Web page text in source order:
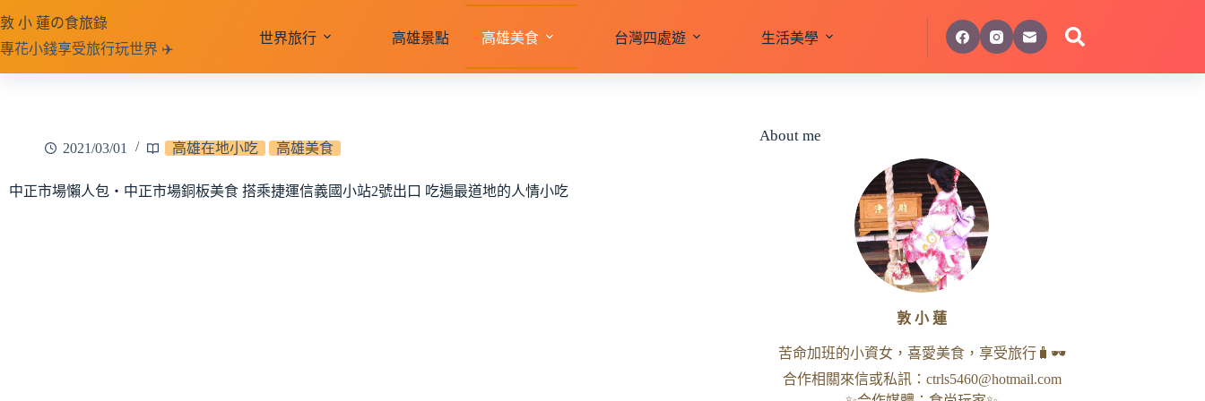
至
主
要
敦 小 蓮の食旅錄
專花小錢享受旅行玩世界 ✈️
世界旅行 高雄景點 高雄美食 台灣四處遊 生活美學
2021/03/01 高雄在地小吃 高雄美食
中正市場懶人包‧中正市場銅板美食 搭乘捷運信義國小站2號出口 吃遍最道地的人情小吃
About me
敦 小 蓮
苦命加班的小資女，喜愛美食，享受旅行🧳🕶
合作相關來信或私訊： ctrls5460@hotmail.com